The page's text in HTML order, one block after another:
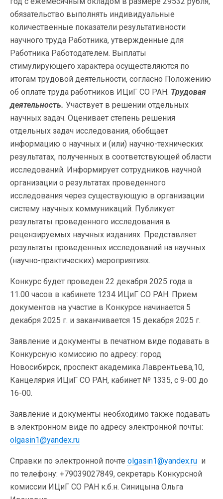
обязательство выполнять индивидуальные
количественные показатели результативности
научного труда Работника, утвержденные для
Работника Работодателем. Выплаты
стимулирующего характера осуществляются по
итогам трудовой деятельности, согласно Положению
об оплате труда работников ИЦиГ СО РАН. Трудовая
деятельность. Участвует в решении отдельных
научных задач. Оценивает степень решения
отдельных задач исследования, обобщает
информацию о научных и (или) научно-технических
результатах, полученных в соответствующей области
исследований. Информирует сотрудников научной
организации о результатах проведенного
исследования через существующую в организации
систему научных коммуникаций. Публикует
результаты проведенного исследования в
рецензируемых научных изданиях. Представляет
результаты проведенных исследований на научных
(научно-практических) мероприятиях.
Конкурс будет проведен 22 декабря 2025 года в
11.00 часов в кабинете 1234 ИЦиГ СО РАН. Прием
документов на участие в Конкурсе начинается 5
декабря 2025 г. и заканчивается 15 декабря 2025 г.
Заявление и документы в печатном виде подавать в
Конкурсную комиссию по адресу: город
Новосибирск, проспект академика Лаврентьева,10,
Канцелярия ИЦиГ СО РАН, кабинет № 1335, с 9-00 до
16-00.
Заявление и документы необходимо также подавать
в электронном виде по адресу электронной почты:
olgasin1@yandex.ru
Справки по электронной почте olgasin1@yandex.ru и
по телефону: +79039027849, секретарь Конкурсной
комиссии ИЦиГ СО РАН к.б.н. Синицына Ольга